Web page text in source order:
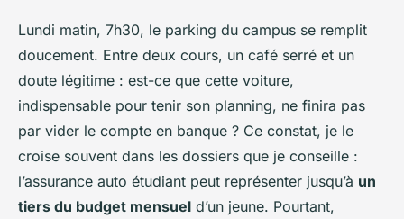
Lundi matin, 7h30, le parking du campus se remplit
doucement. Entre deux cours, un café serré et un
doute légitime : est-ce que cette voiture,
indispensable pour tenir son planning, ne finira pas
par vider le compte en banque ? Ce constat, je le
croise souvent dans les dossiers que je conseille :
l’assurance auto étudiant peut représenter jusqu’à un
tiers du budget mensuel d’un jeune. Pourtant,